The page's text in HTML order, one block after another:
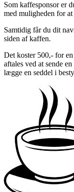
Som kaffesponsor er
med muligheden for
Samtidig får du dit
siden af kaffen.
Det koster 500,- for
aftales ved at sende
lægge en seddel i